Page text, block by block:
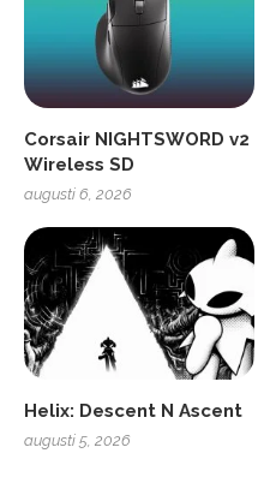
Corsair NIGHTSWORD v2
Wireless SD
augusti 6, 2026
Helix: Descent N Ascent
augusti 5, 2026